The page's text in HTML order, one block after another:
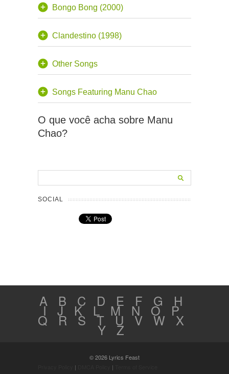
Bongo Bong (2000)
Clandestino (1998)
Other Songs
Songs Featuring Manu Chao
O que você acha sobre Manu
Chao?
SOCIAL
A B C D E F G H
I J K L M N O P
Q R S T U V W X
Y Z
© 2026 Lyrics Feast
| |